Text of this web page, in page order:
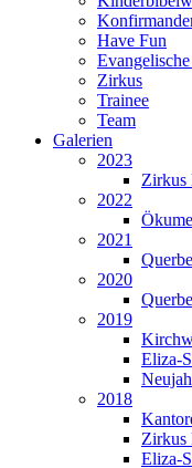
Have Fun
Zirkus
Trainee
Team
Galerien
2023
Zirkus
2022
2021
2020
2019
Eliza-
2018
Zirkus
Eliza-